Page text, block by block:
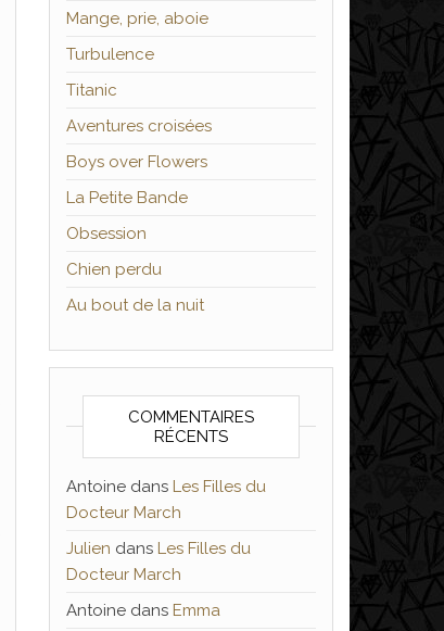
Mange, prie, aboie
Turbulence
Titanic
Aventures croisées
Boys over Flowers
La Petite Bande
Obsession
Chien perdu
Au bout de la nuit
COMMENTAIRES
RÉCENTS
Antoinedans Les Filles du
Docteur March
Julien dans Les Filles du
Docteur March
Antoinedans Emma